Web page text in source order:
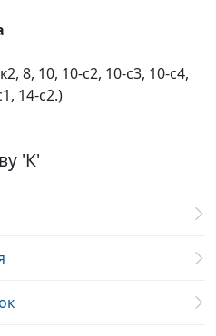
8, 10, 10-с2, 10-с3, 10-с4,
14-с2.)
'К'